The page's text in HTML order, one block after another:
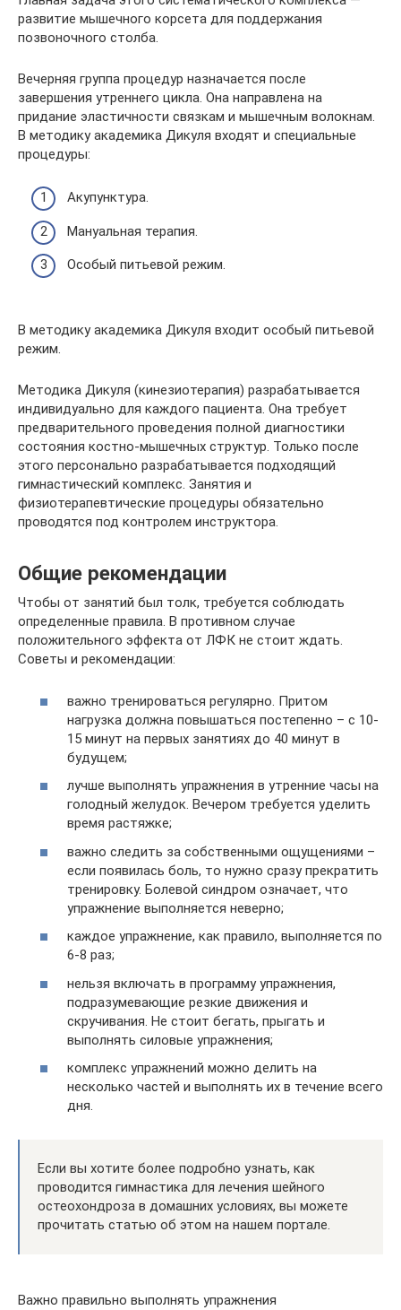
развитие мышечного корсета для поддержания
позвоночного столба.
Вечерняя группа процедур назначается после
завершения утреннего цикла. Она направлена на
придание эластичности связкам и мышечным волокнам.
В методику академика Дикуля входят и специальные
процедуры:
Акупунктура.
Мануальная терапия.
Особый питьевой режим.
В методику академика Дикуля входит особый питьевой
режим.
Методика Дикуля (кинезиотерапия) разрабатывается
индивидуально для каждого пациента. Она требует
предварительного проведения полной диагностики
состояния костно-мышечных структур. Только после
этого персонально разрабатывается подходящий
гимнастический комплекс. Занятия и
физиотерапевтические процедуры обязательно
проводятся под контролем инструктора.
Общие рекомендации
Чтобы от занятий был толк, требуется соблюдать
определенные правила. В противном случае
положительного эффекта от ЛФК не стоит ждать.
Советы и рекомендации:
важно тренироваться регулярно. Притом
нагрузка должна повышаться постепенно – с 10-
15 минут на первых занятиях до 40 минут в
будущем;
лучше выполнять упражнения в утренние часы на
голодный желудок. Вечером требуется уделить
время растяжке;
важно следить за собственными ощущениями –
если появилась боль, то нужно сразу прекратить
тренировку. Болевой синдром означает, что
упражнение выполняется неверно;
каждое упражнение, как правило, выполняется по
6-8 раз;
нельзя включать в программу упражнения,
подразумевающие резкие движения и
скручивания. Не стоит бегать, прыгать и
выполнять силовые упражнения;
комплекс упражнений можно делить на
несколько частей и выполнять их в течение всего
дня.
Если вы хотите более подробно узнать, как
проводится гимнастика для лечения шейного
остеохондроза в домашних условиях, вы можете
прочитать статью об этом на нашем портале.
Важно правильно выполнять упражнения